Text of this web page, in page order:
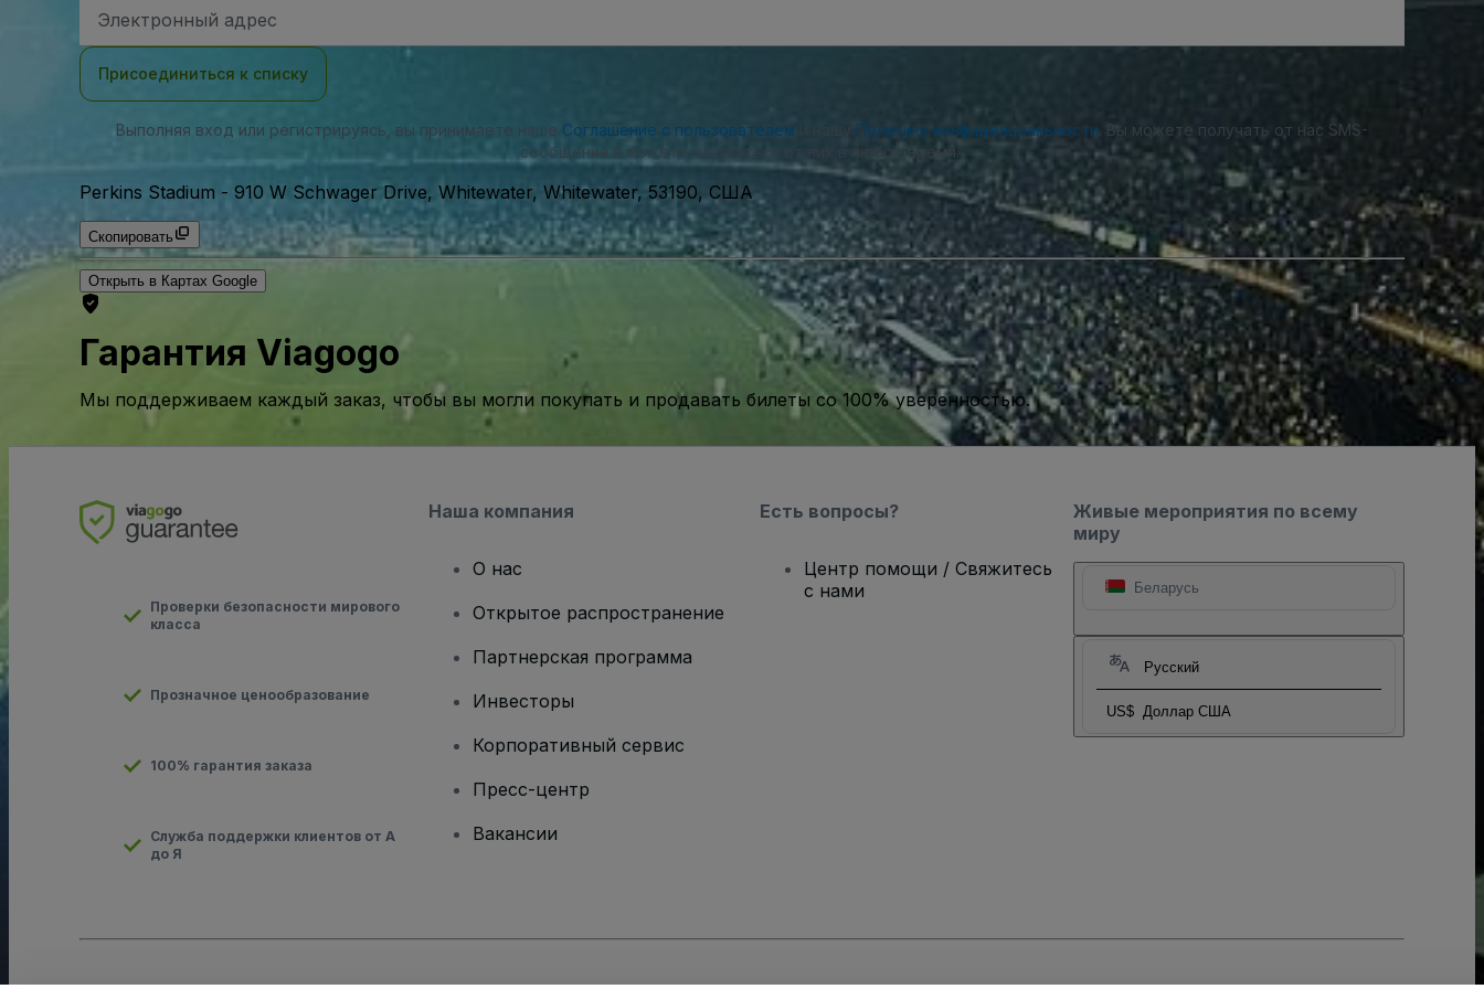
электронной
Присоединиться к списку
Выполняя вход или регистрируясь, вы принимаете наше Соглашение с пользователем Политику конфиденциальности. Вы можете получать от нас SMS-
сообщения и можете отказаться от них в любое время.
Perkins Stadium - 910 W Schwager Drive, Whitewater, Whitewater, 53190, США
Скопировать
Открыть в Картах Google
Гарантия Viagogo
Мы поддерживаем каждый заказ, чтобы вы могли покупать и продавать билеты со 100% уверенностью.
Живые мероприятия по всему
миру
Беларусь
Русский
US$ Доллар США
Проверки безопасности мирового
класса
Прозначное ценообразование
100% гарантия заказа
Служба поддержки клиентов от А
до Я
Наша компания
О нас
Открытое распространение
Партнерская программа
Инвесторы
Корпоративный сервис
Пресс-центр
Вакансии
Есть вопросы?
Центр помощи / Свяжитесь
с нами